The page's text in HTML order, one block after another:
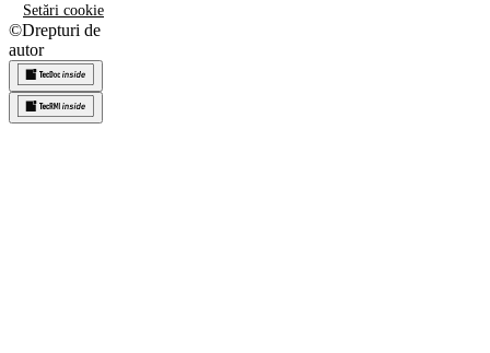
Setări cookie
©Drepturi de
autor